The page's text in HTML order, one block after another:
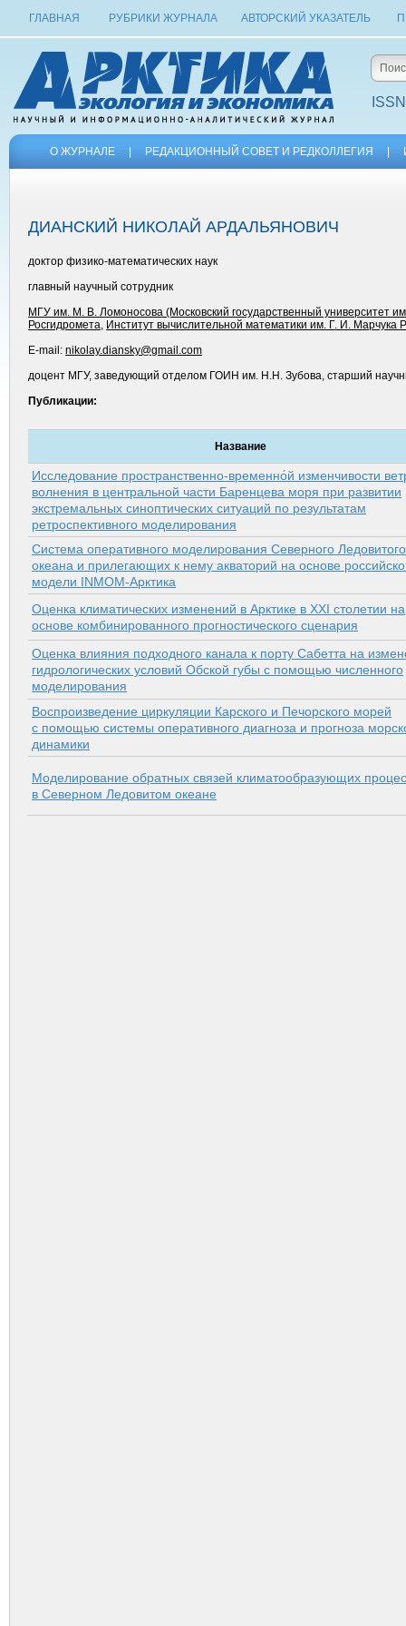
ГЛАВНАЯ РУБРИКИ ЖУРНАЛА АВТОРСКИЙ УКАЗАТЕЛЬ
О ЖУРНАЛЕ РЕДАКЦИОННЫЙ СОВЕТ И РЕДКОЛЛЕГИЯ
ДИАНСКИЙ НИКОЛАЙ АРДАЛЬЯНОВИЧ
доктор физико-математических наук
главный научный сотрудник
МГУ им. М. В. Ломоносова (Московский государственный университет
Росгидромета, Институт вычислительной математики им. Г. И. Марчука
E-mail: nikolay.diansky@gmail.com
доцент МГУ, заведующий отделом ГОИН им. Н.Н. Зубова, старший
Публикации:
Название
Исследование пространственно-временно́й изменчивости
волнения в центральной части Баренцева моря при развитии
экстремальных синоптических ситуаций по результатам
ретроспективного моделирования
Система оперативного моделирования Северного Ледовитого
океана и прилегающих к нему акваторий на основе
модели INMOM-Арктика
Оценка климатических изменений в Арктике в XXI столетии на
основе комбинированного прогностического сценария
Оценка влияния подходного канала к порту Сабетта на
гидрологических условий Обской губы с помощью численного
моделирования
Воспроизведение циркуляции Карского и Печорского морей
с помощью системы оперативного диагноза и прогноза
динамики
Моделирование обратных связей климатообразующих
в Северном Ледовитом океане